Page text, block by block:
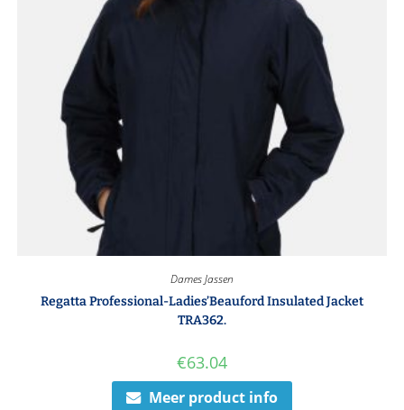
Dames Jassen
Regatta Professional-Ladies’Beauford Insulated Jacket
TRA362.
€63.04
Meer product info